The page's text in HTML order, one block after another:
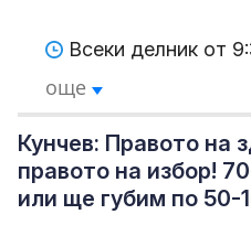
Всеки делник от
още
Кунчев: Правото на
правото на избор!
или ще губим по 50-